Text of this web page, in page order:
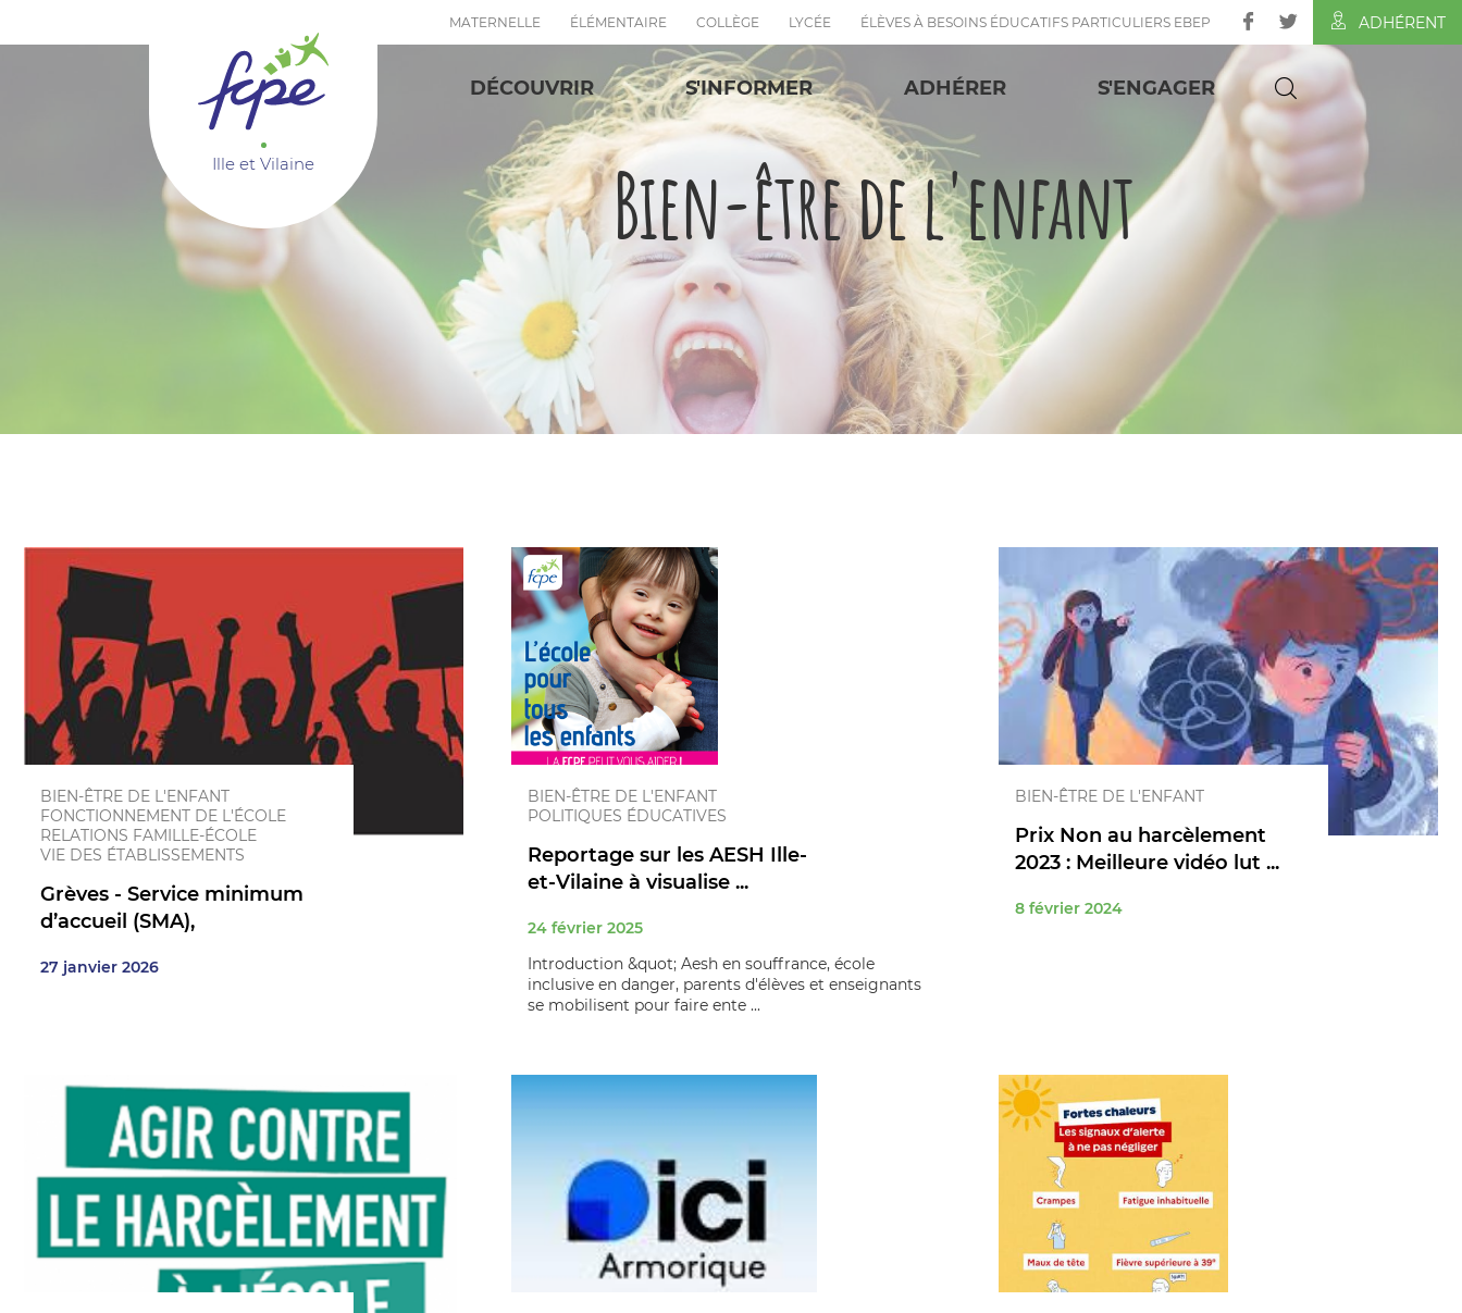
MATERNELLE ÉLÉMENTAIRE COLLÈGE LYCÉE ÉLÈVES À BESOINS ÉDUCATIFS PARTICULIERS EBEP ADHÉRENT
Ille et Vilaine
DÉCOUVRIR S'INFORMER ADHÉRER S'ENGAGER
Bien-être de l'enfant
BIEN-ÊTRE DE L'ENFANT
FONCTIONNEMENT DE L'ÉCOLE
RELATIONS FAMILLE-ÉCOLE
VIE DES ÉTABLISSEMENTS
Grèves - Service minimum
d’accueil (SMA),
27 janvier 2026
BIEN-ÊTRE DE L'ENFANT
POLITIQUES ÉDUCATIVES
Reportage sur les AESH Ille-
et-Vilaine à visualise ...
24 février 2025
Introduction &quot; Aesh en souffrance, école
inclusive en danger, parents d'élèves et enseignants
se mobilisent pour faire ente ...
BIEN-ÊTRE DE L'ENFANT
Prix Non au harcèlement
2023 : Meilleure vidéo lut ...
8 février 2024